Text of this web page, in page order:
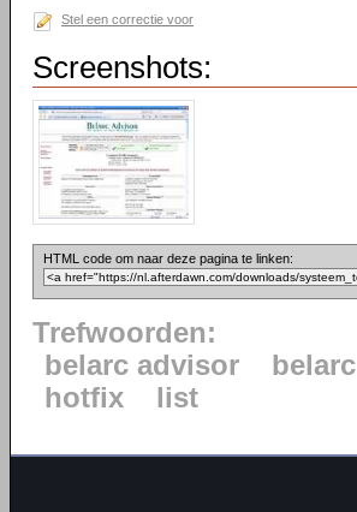
Stel een correctie voor
Screenshots:
HTML code om naar deze pagina te linken:
Trefwoorden:
belarc advisor
belarc
hotfix
list